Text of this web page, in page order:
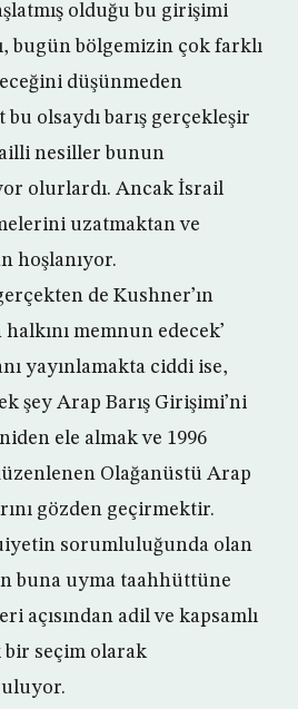
olduğu bu girişimi
bugün bölgemizin çok farklı
düşünmeden
olsaydı barış gerçekleşir
nesiller bunun
olurlardı. Ancak İsrail
uzatmaktan ve
hoşlanıyor.
de Kushner’ın
memnun edecek’
yayınlamakta ciddi ise,
şey Arap Barış Girişimi’ni
ele almak ve 1996
Olağanüstü Arap
gözden geçirmektir.
sorumluluğunda olan
buna uyma taahhüttüne
açısından adil ve kapsamlı
bir seçim olarak